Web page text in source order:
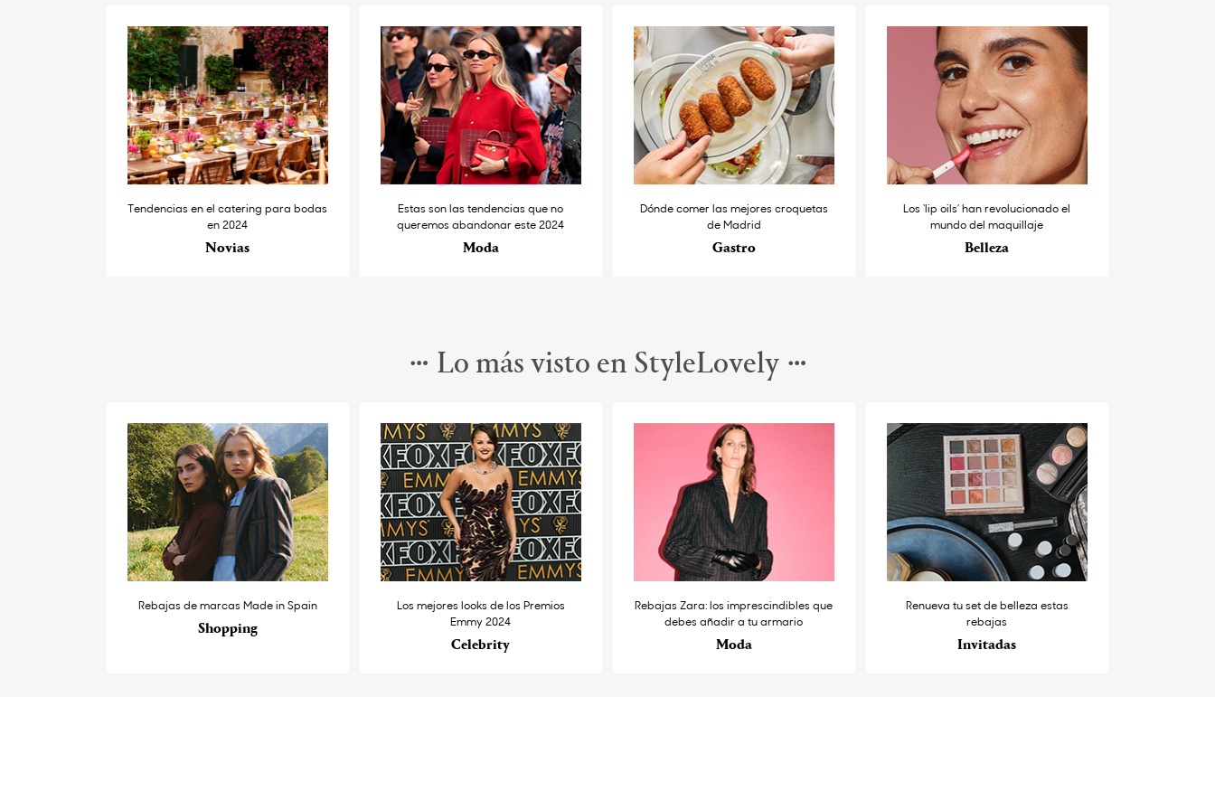
Tendencias en el catering para bodas
en 2024
Novias
Estas son las tendencias que no
queremos abandonar este 2024
Moda
Dónde comer las mejores croquetas
de Madrid
Gastro
Los ‘lip oils’ han revolucionado el
mundo del maquillaje
Belleza
Lo más visto en StyleLovely
Rebajas de marcas Made in Spain
Shopping
Los mejores looks de los Premios
Emmy 2024
Celebrity
Rebajas Zara: los imprescindibles que
debes añadir a tu armario
Moda
Renueva tu set de belleza estas
rebajas
Invitadas